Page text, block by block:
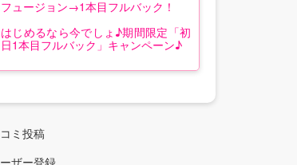
フュージョン→1本目フルバック！
はじめるなら今でしょ♪期間限定「初
日1本目フルバック」キャンペーン♪
1番最初のお仕事はお客様のお支払い
◎ご応募の際に必ず「キャンペーンを